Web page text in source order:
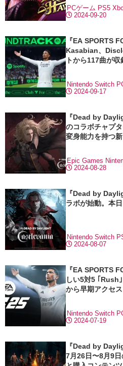
2024-09-20
PCゲーム PS5
『EA SPORTS
Kasabian、
トから117曲が収
2024-09-17
Nintendo Switch
『Dead by
のコラボチャプ
変身能力を持つ
2024-08-28
Epic Games
『Dead by
ラボが始動。本
2024-08-07
Nintendo Switch
『EA SPORTS
しい5対5 ｢Rush
から早期アクセ
2024-07-19
Nintendo Switch
『Dead by
7月26日〜8月9